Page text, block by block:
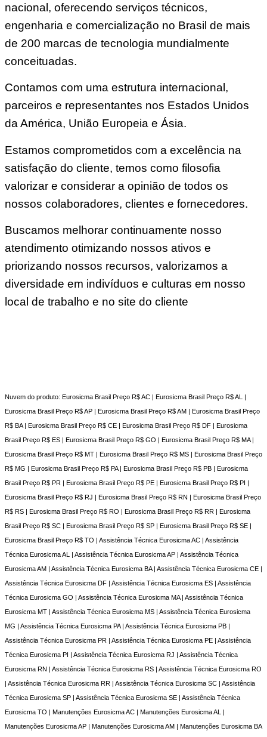
nacional, oferecendo serviços técnicos,
engenharia e comercialização no Brasil de mais
de 200 marcas de tecnologia mundialmente
conceituadas.
Contamos com uma estrutura internacional,
parceiros e representantes nos Estados Unidos
da América, União Europeia e Ásia.
Estamos comprometidos com a excelência na
satisfação do cliente, temos como filosofia
valorizar e considerar a opinião de todos os
nossos colaboradores, clientes e fornecedores.
Buscamos melhorar continuamente nosso
atendimento otimizando nossos ativos e
priorizando nossos recursos, valorizamos a
diversidade em indivíduos e culturas em nosso
local de trabalho e no site do cliente
Nuvem do produto: Eurosicma Brasil Preço R$ AC | Eurosicma Brasil Preço R$ AL |
Eurosicma Brasil Preço R$ AP | Eurosicma Brasil Preço R$ AM | Eurosicma Brasil Preço
R$ BA | Eurosicma Brasil Preço R$ CE | Eurosicma Brasil Preço R$ DF | Eurosicma
Brasil Preço R$ ES | Eurosicma Brasil Preço R$ GO | Eurosicma Brasil Preço R$ MA |
Eurosicma Brasil Preço R$ MT | Eurosicma Brasil Preço R$ MS | Eurosicma Brasil Preço
R$ MG | Eurosicma Brasil Preço R$ PA | Eurosicma Brasil Preço R$ PB | Eurosicma
Brasil Preço R$ PR | Eurosicma Brasil Preço R$ PE | Eurosicma Brasil Preço R$ PI |
Eurosicma Brasil Preço R$ RJ | Eurosicma Brasil Preço R$ RN | Eurosicma Brasil Preço
R$ RS | Eurosicma Brasil Preço R$ RO | Eurosicma Brasil Preço R$ RR | Eurosicma
Brasil Preço R$ SC | Eurosicma Brasil Preço R$ SP | Eurosicma Brasil Preço R$ SE |
Eurosicma Brasil Preço R$ TO | Assistência Técnica Eurosicma AC | Assistência
Técnica Eurosicma AL | Assistência Técnica Eurosicma AP | Assistência Técnica
Eurosicma AM | Assistência Técnica Eurosicma BA | Assistência Técnica Eurosicma CE |
Assistência Técnica Eurosicma DF | Assistência Técnica Eurosicma ES | Assistência
Técnica Eurosicma GO | Assistência Técnica Eurosicma MA | Assistência Técnica
Eurosicma MT | Assistência Técnica Eurosicma MS | Assistência Técnica Eurosicma
MG | Assistência Técnica Eurosicma PA | Assistência Técnica Eurosicma PB |
Assistência Técnica Eurosicma PR | Assistência Técnica Eurosicma PE | Assistência
Técnica Eurosicma PI | Assistência Técnica Eurosicma RJ | Assistência Técnica
Eurosicma RN | Assistência Técnica Eurosicma RS | Assistência Técnica Eurosicma RO
| Assistência Técnica Eurosicma RR | Assistência Técnica Eurosicma SC | Assistência
Técnica Eurosicma SP | Assistência Técnica Eurosicma SE | Assistência Técnica
Eurosicma TO | Manutenções Eurosicma AC | Manutenções Eurosicma AL |
Manutenções Eurosicma AP | Manutenções Eurosicma AM | Manutenções Eurosicma BA